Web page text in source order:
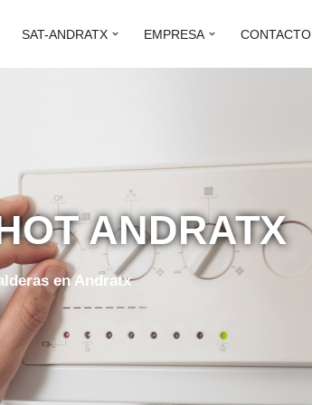
SAT-ANDRATX EMPRESA CONTACTO
ANDRATX
en Andratx